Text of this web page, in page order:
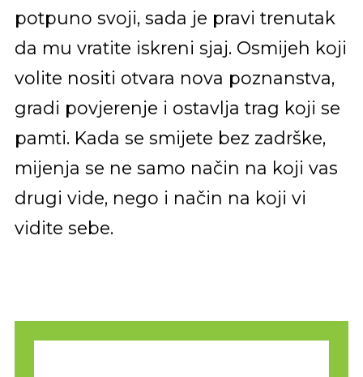
potpuno svoji, sada je pravi trenutak
da mu vratite iskreni sjaj. Osmijeh koji
volite nositi otvara nova poznanstva,
gradi povjerenje i ostavlja trag koji se
pamti. Kada se smijete bez zadrške,
mijenja se ne samo način na koji vas
drugi vide, nego i način na koji vi
vidite sebe.